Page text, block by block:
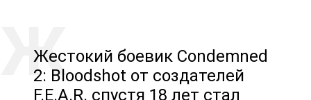
Жестокий боевик Condemned
2: Bloodshot от создателей
F.E.A.R. спустя 18 лет стал